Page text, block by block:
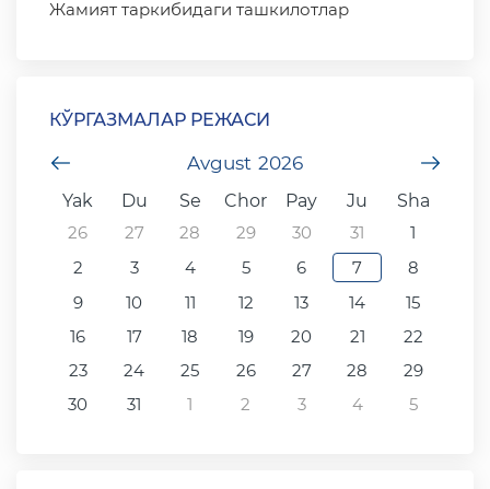
Жамият таркибидаги ташкилотлар
КЎРГАЗМАЛАР РЕЖАСИ
Avgust 2026
Yak
Du Se Chor Pay Ju
Sha
26
27 28 29 30 31
1
2
3 4 5 6 7
8
9
10 11 12 13 14
15
16
17 18 19 20 21
22
23
24 25 26 27 28
29
30
31 1 2 3 4 5